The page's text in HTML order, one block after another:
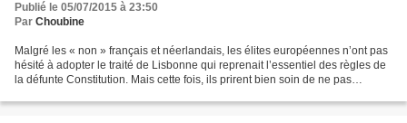
Publié le 05/07/2015 à 23:50
Par Choubine
Malgré les « non » français et néerlandais, les élites européennes n’ont pas
hésité à adopter le traité de Lisbonne qui reprenait l’essentiel des règles de
la défunte Constitution. Mais cette fois, ils prirent bien soin de ne pas